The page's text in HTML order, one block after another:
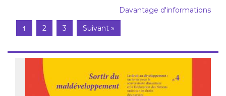
Davantage d'informations
1 2 3 Suivant »